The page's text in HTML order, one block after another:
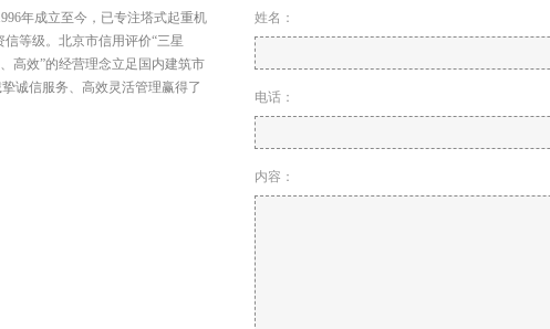
年成立至今，已专注塔式起重机
等级。北京市信用评价“三星
高效”的经营理念立足国内建筑市
诚信服务、高效灵活管理赢得了
姓名：
电话：
内容：